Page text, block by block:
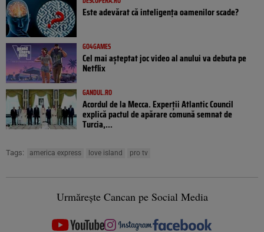
Este adevărat că inteligența oamenilor scade?
GO4GAMES
Cel mai așteptat joc video al anului va debuta pe
Netflix
GANDUL.RO
Acordul de la Mecca. Experții Atlantic Council
explică pactul de apărare comună semnat de
Turcia,...
Tags: america express love island pro tv
Urmărește Cancan pe Social Media